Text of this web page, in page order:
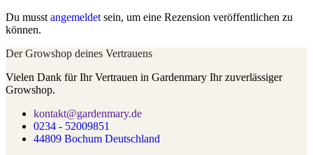
Du musst angemeldet sein, um eine Rezension veröffentlichen zu
können.
Der Growshop deines Vertrauens
Vielen Dank für Ihr Vertrauen in Gardenmary Ihr zuverlässiger
Growshop.
kontakt@gardenmary.de
0234 - 52009851
44809 Bochum Deutschland